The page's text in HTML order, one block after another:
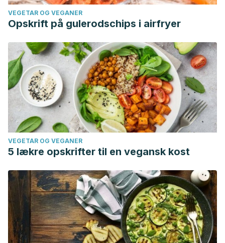
VEGETAR OG VEGANER
Opskrift på gulerodschips i airfryer
VEGETAR OG VEGANER
5 lækre opskrifter til en vegansk kost